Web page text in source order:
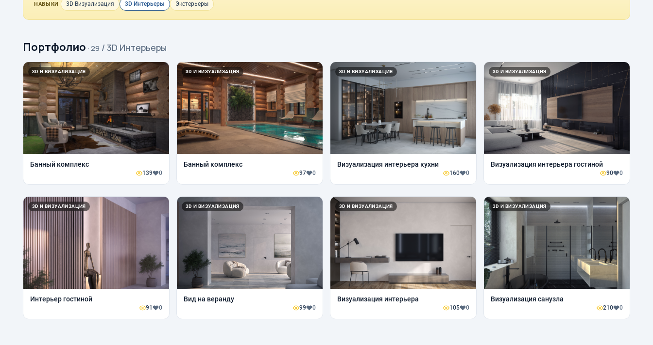
НАВЫКИ 3D Визуализация 3D Интерьеры Экстерьеры
Портфолио · 29 / 3D Интерьеры
3D И ВИЗУАЛИЗАЦИЯ
Банный комплекс
139 0
3D И ВИЗУАЛИЗАЦИЯ
Банный комплекс
97 0
3D И ВИЗУАЛИЗАЦИЯ
Визуализация интерьера кухни
160 0
3D И ВИЗУАЛИЗАЦИЯ
Визуализация интерьера гостиной
90 0
3D И ВИЗУАЛИЗАЦИЯ
Интерьер гостиной
91 0
3D И ВИЗУАЛИЗАЦИЯ
Вид на веранду
99 0
3D И ВИЗУАЛИЗАЦИЯ
Визуализация интерьера
105 0
3D И ВИЗУАЛИЗАЦИЯ
Визуализация санузла
210 0